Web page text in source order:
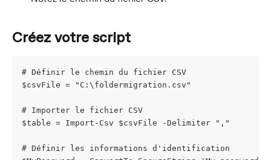
Créez votre script
# Définir le chemin du fichier CSV
$csvFile = "C:\foldermigration.csv"
# Importer le fichier CSV
$table = Import-Csv $csvFile -Delimiter ","
# Définir les informations d'identification